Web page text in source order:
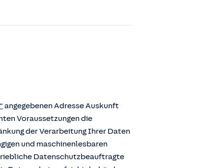
angegebenen Adresse Auskunft
Voraussetzungen die
der Verarbeitung Ihrer Daten
und maschinenlesbaren
Datenschutzbeauftragte